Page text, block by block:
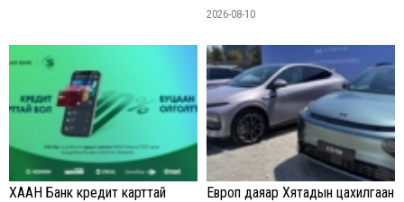
2026-08-10
ХААН Банк кредит карттай
Европ даяар Хятадын цахилгаан